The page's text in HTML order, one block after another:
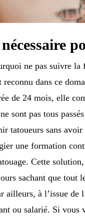
ne pas suivre
reconnu dans ce
de 24 mois, elle
sont pas tous
tatoueurs sans
une formation
Cette
sachant que tout
à l’issue de
ou salarié. Si